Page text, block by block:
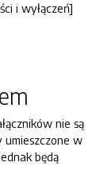
i wyłączeń]
nie są
umieszczone w
będą